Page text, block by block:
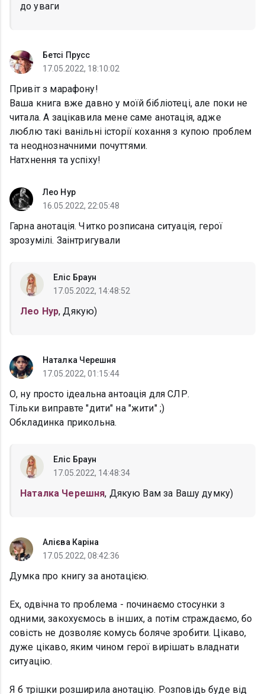
до уваги
Бетсі Прусс
17.05.2022, 18:10:02
Привіт з марафону!
Ваша книга вже давно у моїй бібліотеці, але поки не
читала. А зацікавила мене саме анотація, адже
люблю такі ванільні історії кохання з купою проблем
та неоднозначними почуттями.
Натхнення та успіху!
Лео Нур
16.05.2022, 22:05:48
Гарна анотація. Читко розписана ситуація, герої
зрозумілi. Заінтригували
Еліс Браун
17.05.2022, 14:48:52
Лео Нур, Дякую)
Наталка Черешня
17.05.2022, 01:15:44
О, ну просто ідеальна антоація для СЛР.
Тільки виправте "дити" на "жити" ;)
Обкладинка прикольна.
Еліс Браун
17.05.2022, 14:48:34
Наталка Черешня, Дякую Вам за Вашу думку)
Алієва Каріна
17.05.2022, 08:42:36
Думка про книгу за анотацією.
Ех, одвічна то проблема - починаємо стосунки з
одними, закохуємось в інших, а потім страждаємо, бо
совість не дозволяє комусь боляче зробити. Цікаво,
дуже цікаво, яким чином герої вирішать владнати
ситуацію.
Я б трішки розширила анотацію. Розповідь буде від